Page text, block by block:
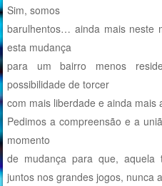
Sim, somos
barulhentos… ainda mais neste
esta mudança
para um bairro menos
possibilidade de torcer
com mais liberdade e ainda mais
Pedimos a compreensão e a
momento
de mudança para que, aquela
juntos nos grandes jogos, nunca